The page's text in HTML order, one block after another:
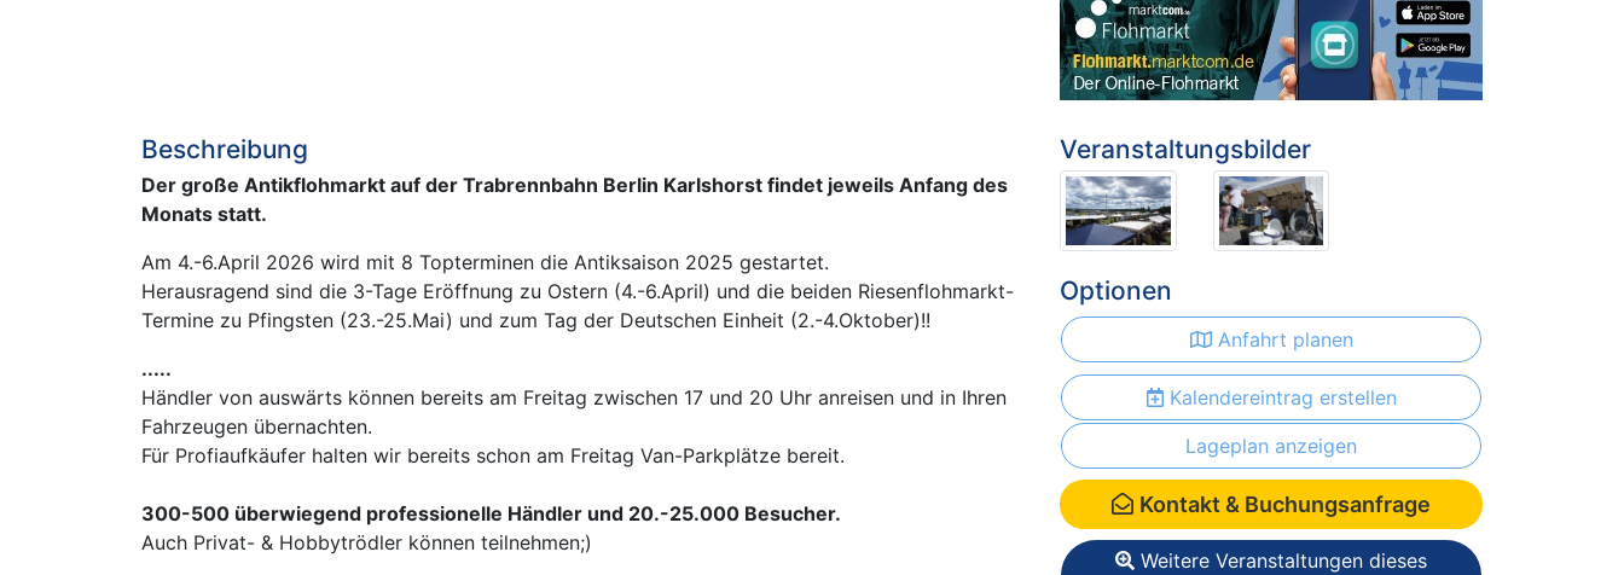
Beschreibung
Der große Antikflohmarkt auf der Trabrennbahn Berlin Karlshorst findet jeweils Anfang des
Monats statt.
Am 4.-6.April 2026 wird mit 8 Topterminen die Antiksaison 2025 gestartet.
Herausragend sind die 3-Tage Eröffnung zu Ostern (4.-6.April) und die beiden Riesenflohmarkt-
Termine zu Pfingsten (23.-25.Mai) und zum Tag der Deutschen Einheit (2.-4.Oktober)!!
.....
Händler von auswärts können bereits am Freitag zwischen 17 und 20 Uhr anreisen und in Ihren
Fahrzeugen übernachten.
Für Profiaufkäufer halten wir bereits schon am Freitag Van-Parkplätze bereit.
300-500 überwiegend professionelle Händler und 20.-25.000 Besucher.
Auch Privat- & Hobbytrödler können teilnehmen;)
Veranstaltungsbilder
Optionen
Anfahrt planen
Kalendereintrag erstellen
Lageplan anzeigen
Kontakt & Buchungsanfrage
Weitere Veranstaltungen dieses